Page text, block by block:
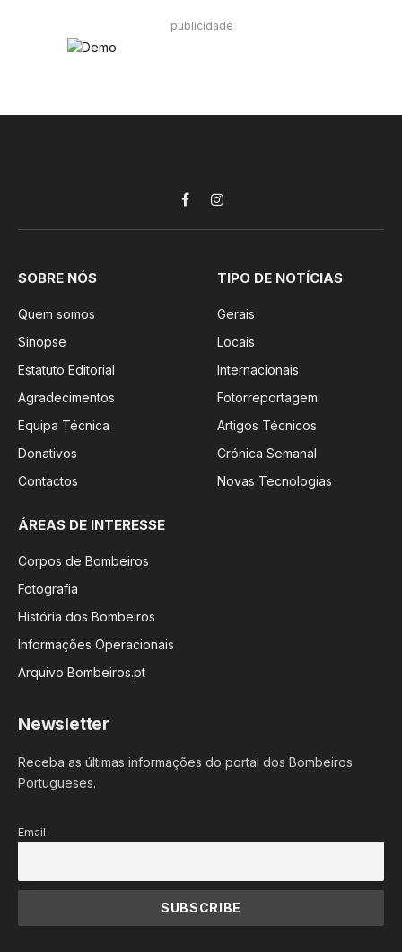
publicidade
FacebookInstagram
SOBRE NÓS
Quem somos
Sinopse
Estatuto Editorial
Agradecimentos
Equipa Técnica
Donativos
Contactos
TIPO DE NOTÍCIAS
Gerais
Locais
Internacionais
Fotorreportagem
Artigos Técnicos
Crónica Semanal
Novas Tecnologias
ÁREAS DE INTERESSE
Corpos de Bombeiros
Fotografia
História dos Bombeiros
Informações Operacionais
Arquivo Bombeiros.pt
Newsletter
Receba as últimas informações do portal dos Bombeiros
Portugueses.
Email